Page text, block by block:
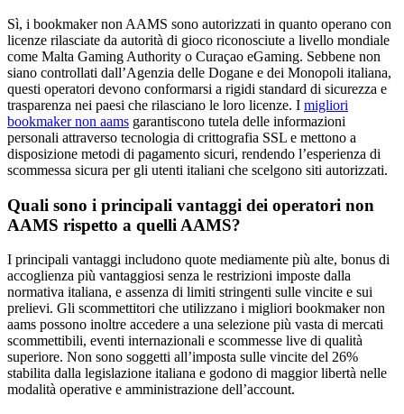
Sì, i bookmaker non AAMS sono autorizzati in quanto operano con
licenze rilasciate da autorità di gioco riconosciute a livello mondiale
come Malta Gaming Authority o Curaçao eGaming. Sebbene non
siano controllati dall’Agenzia delle Dogane e dei Monopoli italiana,
questi operatori devono conformarsi a rigidi standard di sicurezza e
trasparenza nei paesi che rilasciano le loro licenze. I migliori
bookmaker non aams garantiscono tutela delle informazioni
personali attraverso tecnologia di crittografia SSL e mettono a
disposizione metodi di pagamento sicuri, rendendo l’esperienza di
scommessa sicura per gli utenti italiani che scelgono siti autorizzati.
Quali sono i principali vantaggi dei operatori non
AAMS rispetto a quelli AAMS?
I principali vantaggi includono quote mediamente più alte, bonus di
accoglienza più vantaggiosi senza le restrizioni imposte dalla
normativa italiana, e assenza di limiti stringenti sulle vincite e sui
prelievi. Gli scommettitori che utilizzano i migliori bookmaker non
aams possono inoltre accedere a una selezione più vasta di mercati
scommettibili, eventi internazionali e scommesse live di qualità
superiore. Non sono soggetti all’imposta sulle vincite del 26%
stabilita dalla legislazione italiana e godono di maggior libertà nelle
modalità operative e amministrazione dell’account.